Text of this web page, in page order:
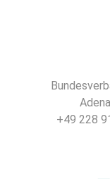
+49 228